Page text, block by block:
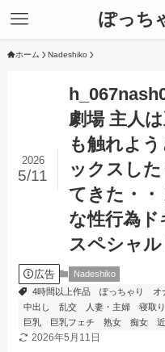
ぽっち
ホーム Nadeshiko
劇場 主人
も触れよ
ックスし
てきた・・
な性行為
スペシャ
2026
5/11
広告
Nadeshiko
4時間以上作品
ぽっちゃり オ
中出し
乱交 人妻・主婦 寝取
巨乳
巨乳フェチ 熟女 痴女
2026年5月11日